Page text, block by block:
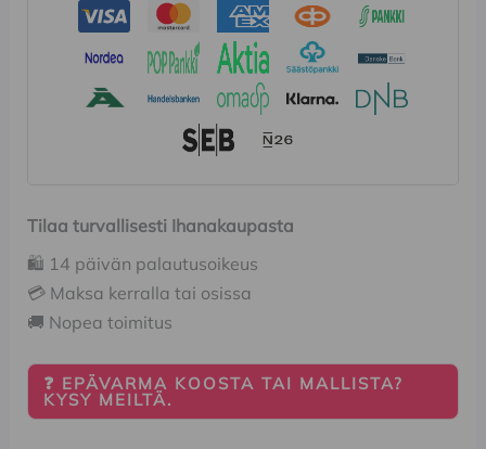
Tilaa turvallisesti Ihanakaupasta
🛍️ 14 päivän palautusoikeus
💳 Maksa kerralla tai osissa
🚚 Nopea toimitus
❓ EPÄVARMA KOOSTA TAI MALLISTA?
KYSY MEILTÄ.